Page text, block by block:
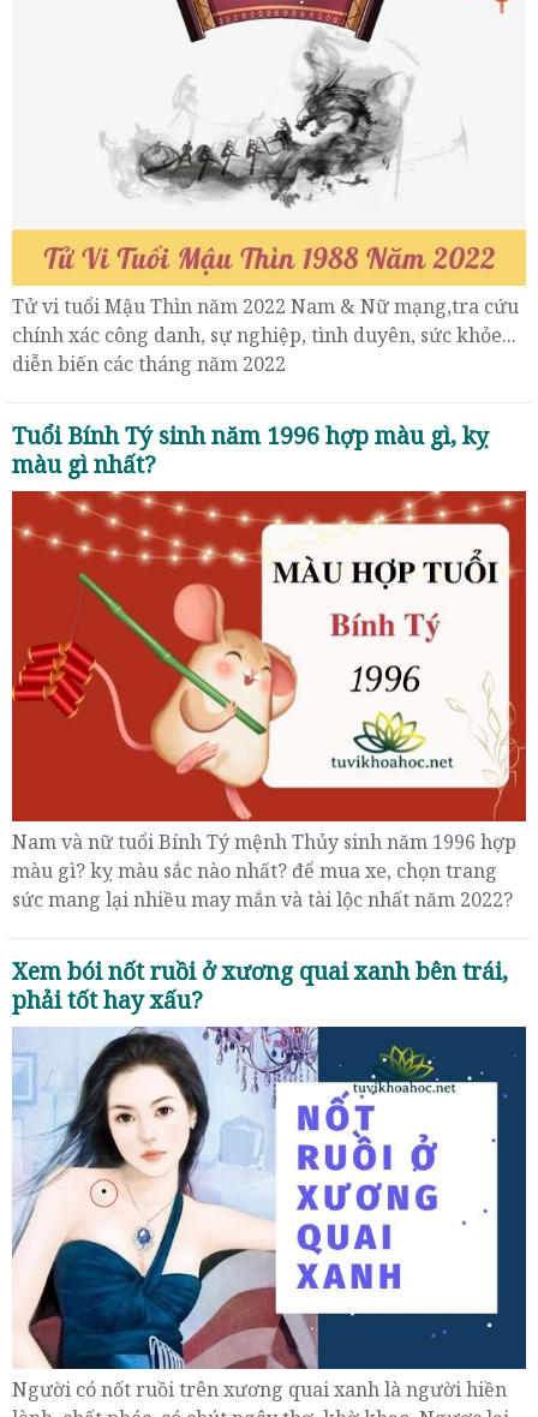
Tử vi tuổi Mậu Thìn năm 2022 Nam & Nữ mạng,tra cứu
chính xác công danh, sự nghiệp, tình duyên, sức khỏe...
diễn biến các tháng năm 2022
Tuổi Bính Tý sinh năm 1996 hợp màu gì, kỵ
màu gì nhất?
Nam và nữ tuổi Bính Tý mệnh Thủy sinh năm 1996 hợp
màu gì? kỵ màu sắc nào nhất? để mua xe, chọn trang
sức mang lại nhiều may mắn và tài lộc nhất năm 2022?
Xem bói nốt ruồi ở xương quai xanh bên trái,
phải tốt hay xấu?
Người có nốt ruồi trên xương quai xanh là người hiền